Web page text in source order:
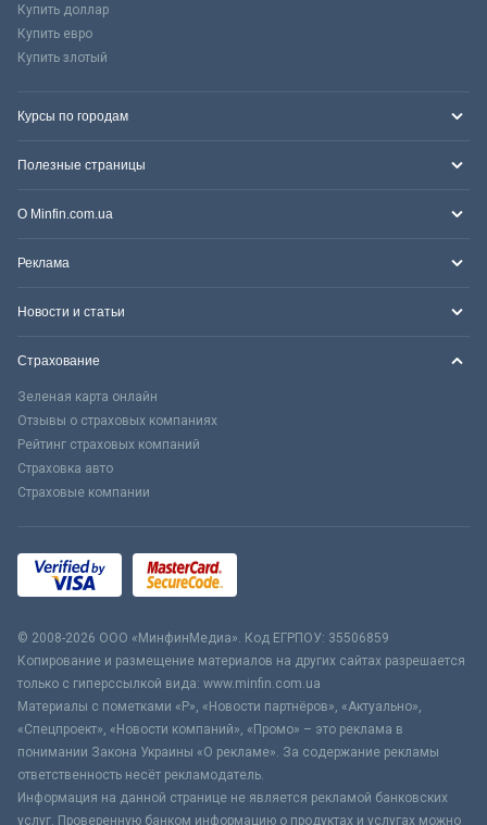
Купить доллар
Купить евро
Купить злотый
Курсы по городам
Полезные страницы
О Minfin.com.ua
Реклама
Новости и статьи
Страхование
Зеленая карта онлайн
Отзывы о страховых компаниях
Рейтинг страховых компаний
Страховка авто
Страховые компании
© 2008-2026 ООО «МинфинМедиа». Код ЕГРПОУ: 35506859
Копирование и размещение материалов на других сайтах разрешается
только с гиперссылкой вида: www.minfin.com.ua
Материалы с пометками «Р», «Новости партнёров», «Актуально»,
«Спецпроект», «Новости компаний», «Промо» – это реклама в
понимании Закона Украины «О рекламе». За содержание рекламы
ответственность несёт рекламодатель.
Информация на данной странице не является рекламой банковских
услуг. Проверенную банком информацию о продуктах и услугах можно